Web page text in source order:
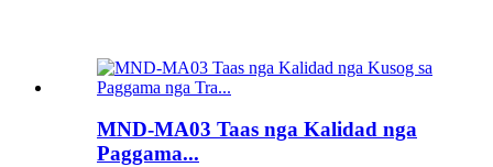
MND-MA03 Taas nga Kalidad nga
Paggama...